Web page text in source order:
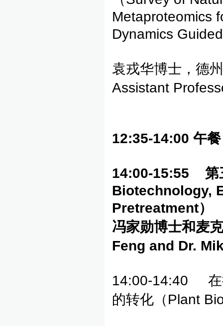
Metaproteomics
Dynamics
袁戎华博士，德
Assistant
12:35-14:00 午
14:00-15:55 第
Biotechnology,
Pretreatment）
冯家勋博士和麦克
Feng and Dr.
14:00-14:40 在
的转化（Plant